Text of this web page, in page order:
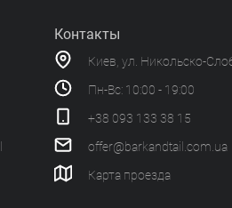
Контакты
Киев, ул. Никольско-
Пн-Вс: 10:00 - 19:00
+38 093 133 38 15
offer@barkandtail.com.ua
Карта проезда